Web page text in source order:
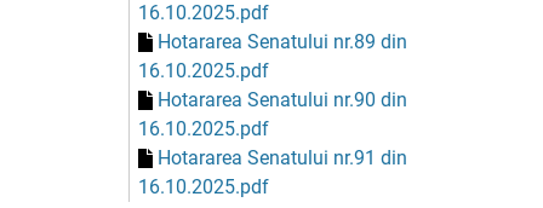
16.10.2025.pdf
Hotararea Senatului nr.89 din
16.10.2025.pdf
Hotararea Senatului nr.90 din
16.10.2025.pdf
Hotararea Senatului nr.91 din
16.10.2025.pdf